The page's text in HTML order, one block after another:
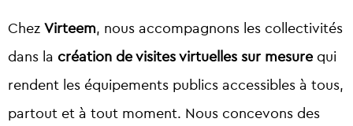
Chez Virteem, nous accompagnons les collectivités
dans la création de visites virtuelles sur mesure qui
rendent les équipements publics accessibles à tous,
partout et à tout moment. Nous concevons des